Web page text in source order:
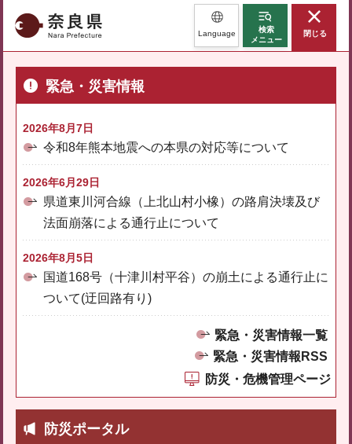
奈良県 Language
検索
メニュー
閉じる
緊急・災害情報
2026年8月7日
令和8年熊本地震への本県の対応等について
2026年6月29日
県道東川河合線（上北山村小橡）の路肩決壊及び
法面崩落による通行止について
2026年8月5日
国道168号（十津川村平谷）の崩土による通行止に
ついて(迂回路有り)
緊急・災害情報一覧
緊急・災害情報RSS
防災・危機管理ページ
防災ポータル